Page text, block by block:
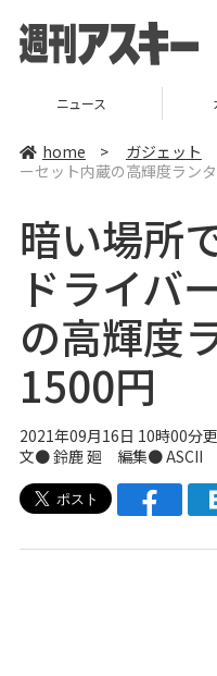
ニュース
home > ガジェット
ーセット内蔵の高輝度ラン
暗い場所
ドライバ
の高輝度
1500円
2021年09月16日 10時00分
文● 鈴鹿 廻 編集● ASCII